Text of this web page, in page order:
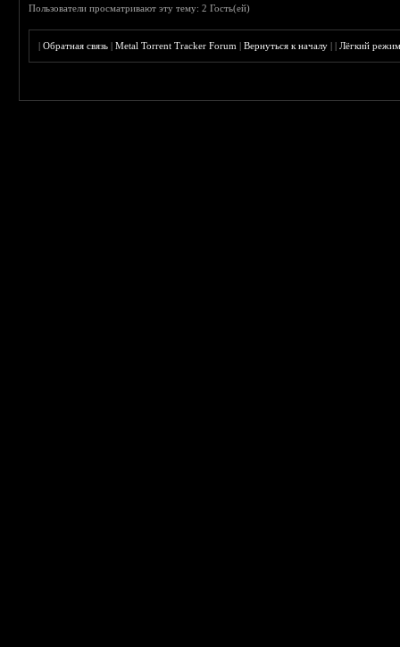
Пользователи просматривают эту тему: 2 Гость(ей)
|Обратная связь |Metal Torrent Tracker Forum |Вернуться к началу ||Лёгкий